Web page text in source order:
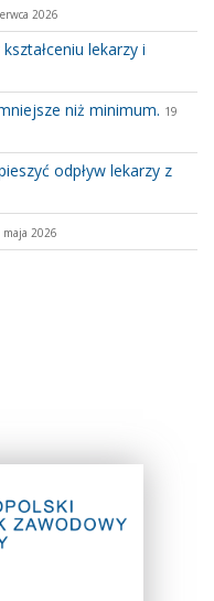
2026
lekarzy i
niż minimum. 19
odpływ lekarzy z
maja 2026